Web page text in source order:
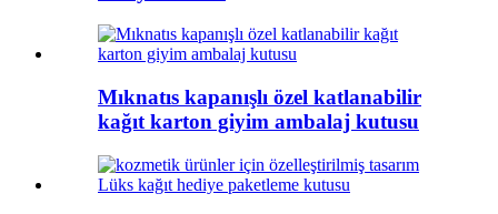
Mıknatıs kapanışlı özel katlanabilir
kağıt karton giyim ambalaj kutusu